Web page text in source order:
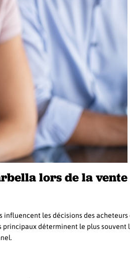
lors de la vente
influencent les décisions des acheteurs
déterminent le plus souvent